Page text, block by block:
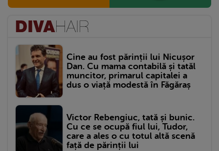
Cine au fost părinții lui Nicușor
Dan. Cu mama contabilă și tatăl
muncitor, primarul capitalei a
dus o viață modestă în Făgăraș
Victor Rebengiuc, tată și bunic.
Cu ce se ocupă fiul lui, Tudor,
care a ales o cu totul altă scenă
față de părinții lui